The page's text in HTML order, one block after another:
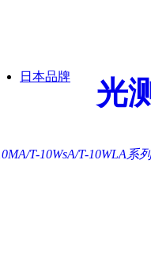
日本品牌 光
T-10WsA/T-10WLA系